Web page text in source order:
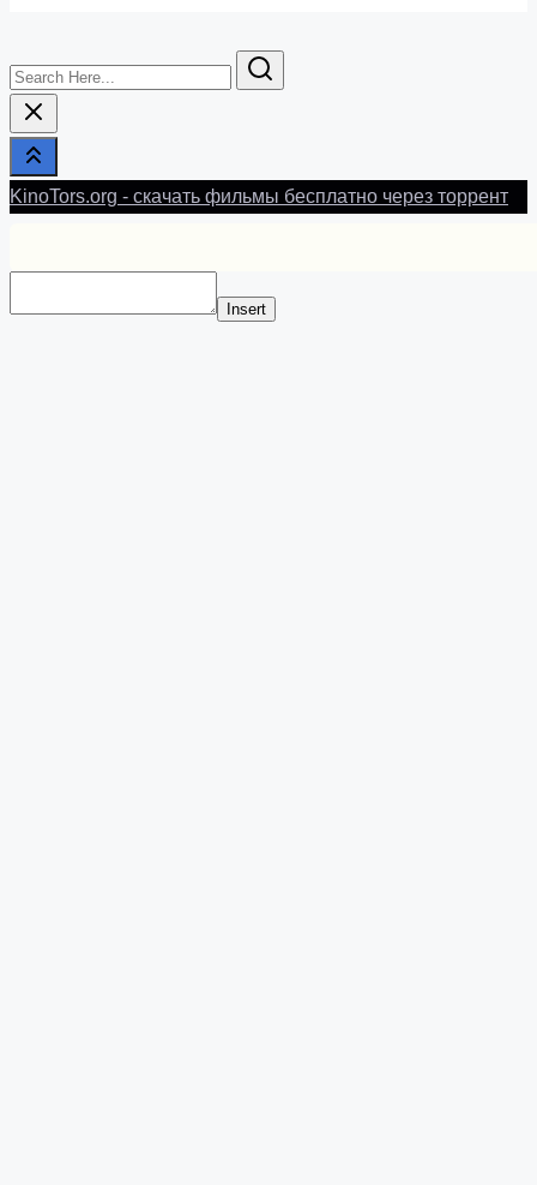
Search
Here...
KinoTors.org - скачать фильмы бесплатно через торрент
Insert